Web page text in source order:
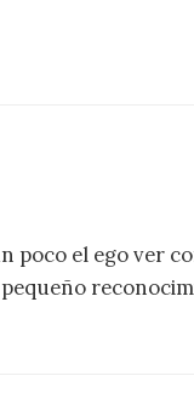
poco el ego ver